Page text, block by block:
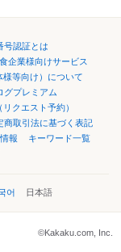
号認証とは
企業様向けサービス
様等向け）について
グプレミアム
クエスト予約）
商取引法に基づく表記
報
キーワード一覧
어 日本語
©Kakaku.com, Inc.